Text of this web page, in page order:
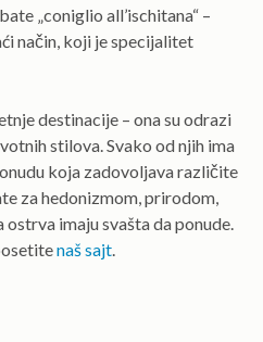
„coniglio all’ischitana“ –
način, koji je specijalitet
destinacije – ona su odrazi
stilova. Svako od njih ima
koja zadovoljava različite
za hedonizmom, prirodom,
imaju svašta da ponude.
naš sajt.